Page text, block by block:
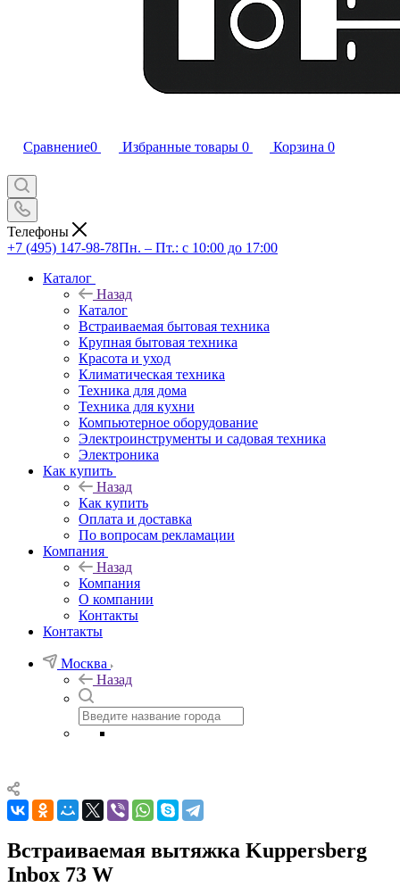
Сравнение0 Избранные товары 0 Корзина 0
Телефоны
+7 (495) 147-98-78Пн. – Пт.: с 10:00 до 17:00
Каталог
Назад
Каталог
Встраиваемая бытовая техника
Крупная бытовая техника
Красота и уход
Климатическая техника
Техника для дома
Техника для кухни
Компьютерное оборудование
Электроинструменты и садовая техника
Электроника
Как купить
Назад
Как купить
Оплата и доставка
По вопросам рекламации
Компания
Назад
Компания
О компании
Контакты
Контакты
Москва
Назад
Встраиваемая вытяжка Kuppersberg
Inbox 73 W